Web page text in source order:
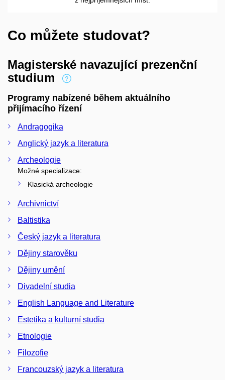
Co můžete studovat?
Magisterské navazující prezenční
studium
Programy nabízené během aktuálního
přijímacího řízení
Andragogika
Anglický jazyk a literatura
Archeologie
Možné specializace:
Klasická archeologie
Archivnictví
Baltistika
Český jazyk a literatura
Dějiny starověku
Dějiny umění
Divadelní studia
English Language and Literature
Estetika a kulturní studia
Etnologie
Filozofie
Francouzský jazyk a literatura